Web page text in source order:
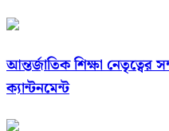
আন্তর্জাতিক শিক্ষা নেতৃত্বের
ক্যান্টনমেন্ট